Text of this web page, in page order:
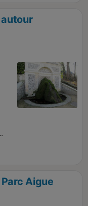
Aigue